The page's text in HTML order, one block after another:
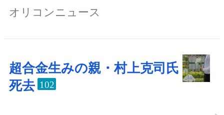
オリコンニュース
超合金生みの親・村上克司氏
死去 102